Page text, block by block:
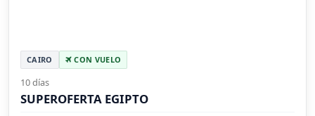
CAIRO CON VUELO
10 días
SUPEROFERTA EGIPTO